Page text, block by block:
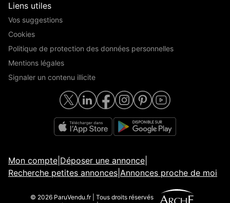
Liens utiles
Vos suggestions
Cookies
Politique de protection des données personnelles
Mentions légales
Signaler un contenu illicite
Mon compte Déposer une annonce
Recherche petites annonces Annonces proche de moi
© 2026 ParuVendu.fr | Tous droits réservés